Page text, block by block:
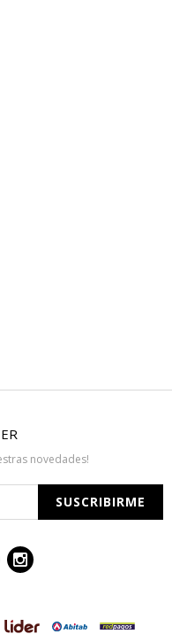
novedades!
SUSCRIBIRME
